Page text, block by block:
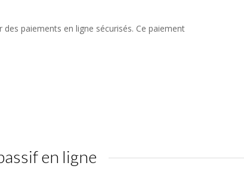
paiements en ligne sécurisés. Ce paiement
en ligne